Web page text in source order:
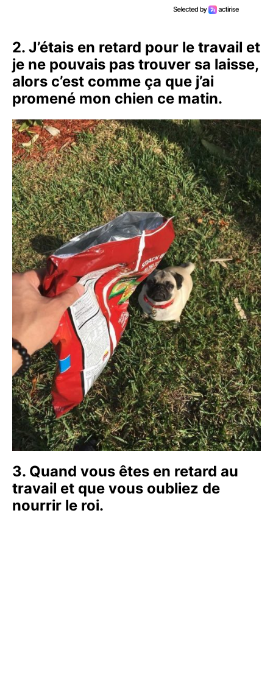
2. J’étais en retard pour le travail et
je ne pouvais pas trouver sa laisse,
alors c’est comme ça que j’ai
promené mon chien ce matin.
3. Quand vous êtes en retard au
travail et que vous oubliez de
nourrir le roi.